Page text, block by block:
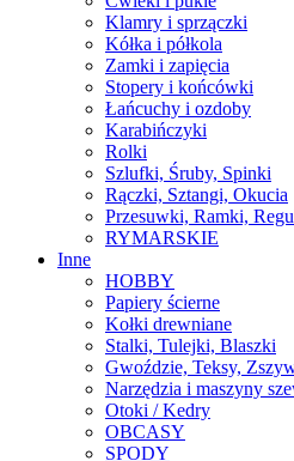
Klamry i sprzączki
Kółka i półkola
Zamki i zapięcia
Stopery i końcówki
Łańcuchy i ozdoby
Karabińczyki
Rolki
Szlufki, Śruby, Spinki
Rączki, Sztangi, Okucia
Przesuwki, Ramki,
RYMARSKIE
Inne
HOBBY
Papiery ścierne
Kołki drewniane
Stalki, Tulejki, Blaszki
Gwoździe, Teksy,
Narzędzia i maszyny
Otoki / Kedry
OBCASY
SPODY